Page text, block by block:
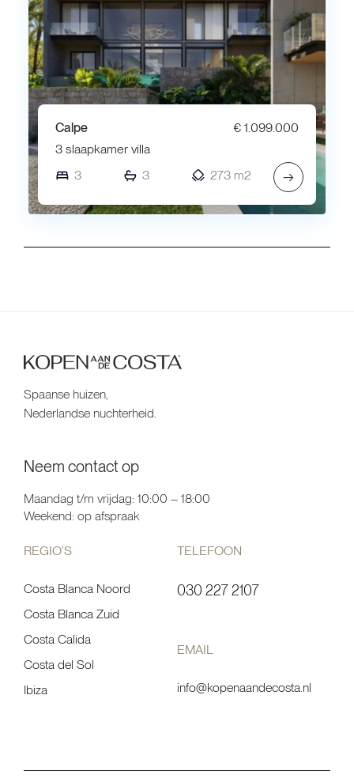
Calpe
€ 1.099.000
3 slaapkamer villa
3
3 273 m2 →
Spaanse huizen,
Nederlandse nuchterheid.
Neem contact op
Maandag t/m vrijdag: 10:00 – 18:00
Weekend: op afspraak
REGIO’S
Costa Blanca Noord
Costa Blanca Zuid
Costa Calida
Costa del Sol
Ibiza
TELEFOON
030 227 2107
EMAIL
info@kopenaandecosta.nl